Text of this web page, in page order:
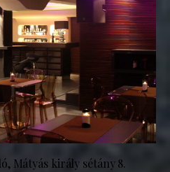
Mátyás király sétány 8.